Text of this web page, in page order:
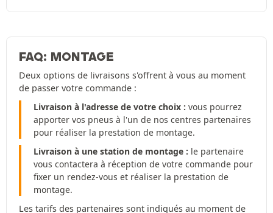
FAQ: MONTAGE
Deux options de livraisons s'offrent à vous au moment
de passer votre commande :
Livraison à l'adresse de votre choix : vous pourrez
apporter vos pneus à l'un de nos centres partenaires
pour réaliser la prestation de montage.
Livraison à une station de montage : le partenaire
vous contactera à réception de votre commande pour
fixer un rendez-vous et réaliser la prestation de
montage.
Les tarifs des partenaires sont indiqués au moment de